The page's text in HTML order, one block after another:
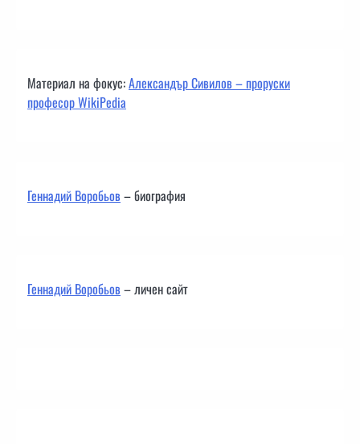
Материал на фокус:Александър Сивилов – проруски
професор WikiPedia
Геннадий Воробьов– биография
Геннадий Воробьов– личен сайт